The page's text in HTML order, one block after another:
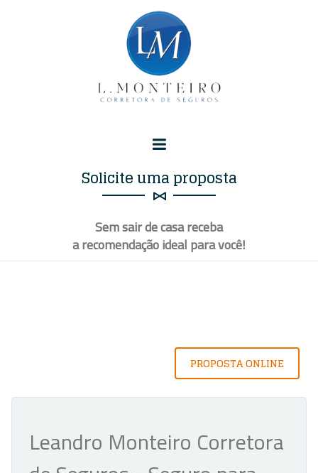
Solicite uma proposta
Sem sair de casa receba
a recomendação ideal paravocê!
PROPOSTA ONLINE
Leandro Monteiro Corretora